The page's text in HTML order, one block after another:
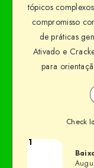
tópicos
compromisso
de práticas
Ativado e
para
Check
1